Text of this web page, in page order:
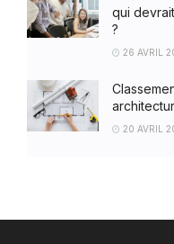
qui
?
26 AVRIL
20 AVRIL